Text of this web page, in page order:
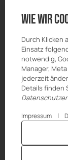
Widerrufsrecht
© HILBERT
Wie wir
Durch Klicken
Einsatz
notwendig,
Manager,
jederzeit
Details finden
Impressum |